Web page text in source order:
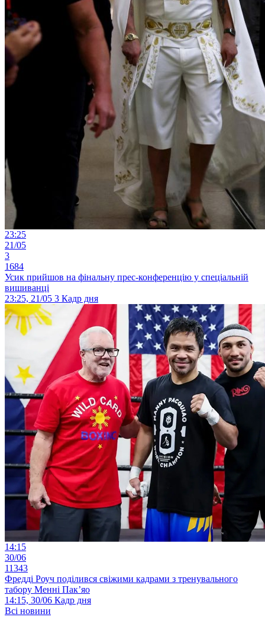
23:25
21/05
3
1684
Усик прийшов на фінальну прес-конференцію у спеціальній
вишиванці
23:25, 21/05 3 Кадр дня
14:15
30/06
11343
Фредді Роуч поділився свіжими кадрами з тренувального
табору Менні Пак’яо
14:15, 30/06 Кадр дня
Всі новини